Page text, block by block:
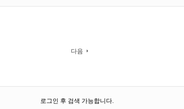
다음
로그인 후 검색 가능합니다.